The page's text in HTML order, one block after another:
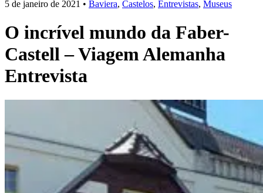
5 de janeiro de 2021 • Baviera, Castelos, Entrevistas, Museus
O incrível mundo da Faber-
Castell – Viagem Alemanha
Entrevista